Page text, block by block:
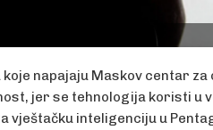
napajaju Maskov centar
jer se tehnologija koristi u
vještačku inteligenciju u